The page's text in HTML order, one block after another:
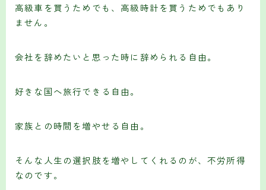
高級車を買うためでも、高級時計を買うためでもあり
ません。
会社を辞めたいと思った時に辞められる自由。
好きな国へ旅行できる自由。
家族との時間を増やせる自由。
そんな人生の選択肢を増やしてくれるのが、不労所得
なのです。